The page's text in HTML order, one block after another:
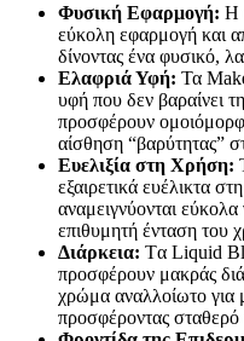
Φυσική Εφαρμογή: Η
εύκολη εφαρμογή και
δίνοντας ένα φυσικό,
Ελαφριά Υφή: Τα
υφή που δεν βαραίνει
προσφέρουν
αίσθηση “βαρύτητας”
Ευελιξία στη Χρήση:
εξαιρετικά ευέλικτα
αναμειγνύονται
επιθυμητή ένταση του
Διάρκεια: Tα Liquid
προσφέρουν μακράς
χρώμα αναλλοίωτο για
προσφέροντας σταθερό